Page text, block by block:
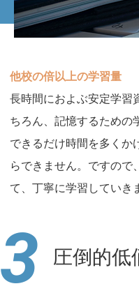
他校の倍以上の学習量
長時間におよぶ安定学習
ちろん、記憶するための
できるだけ時間を多くか
らできません。ですので
て、丁寧に学習していき
3 圧倒的低